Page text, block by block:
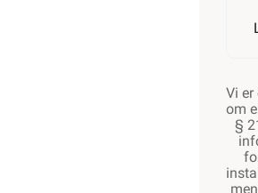
Vi er
om
§